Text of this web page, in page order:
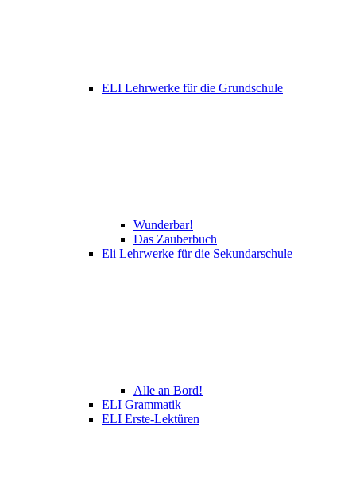
ELI Lehrwerke für die Grundschule
Wunderbar!
Das Zauberbuch
Eli Lehrwerke für die Sekundarschule
Alle an Bord!
ELI Grammatik
ELI Erste-Lektüren